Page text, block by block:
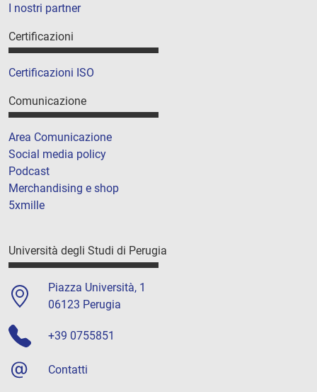
I nostri partner
Certificazioni
Certificazioni ISO
Comunicazione
Area Comunicazione
Social media policy
Podcast
Merchandising e shop
5xmille
Università degli Studi di Perugia
Piazza Università, 1
06123 Perugia
+39 0755851
Contatti